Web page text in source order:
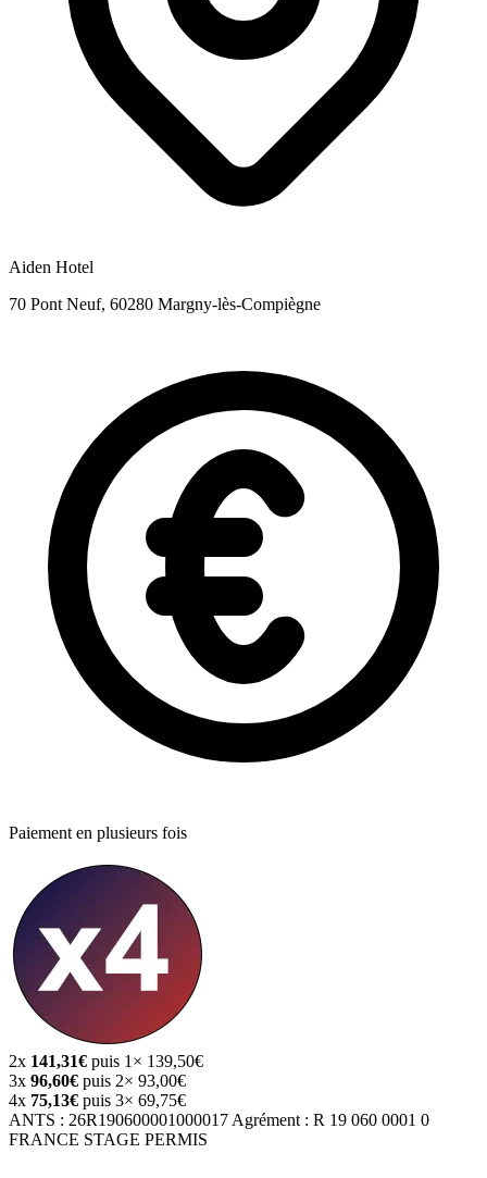
Aiden Hotel
70 Pont Neuf, 60280 Margny-lès-Compiègne
Paiement en plusieurs fois
2x 141,31€ puis 1× 139,50€
3x 96,60€ puis 2× 93,00€
4x 75,13€ puis 3× 69,75€
ANTS : 26R190600001000017 Agrément : R 19 060 0001 0
FRANCE STAGE PERMIS